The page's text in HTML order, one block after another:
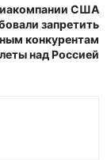
США
запретить
конкурентам
над Россией